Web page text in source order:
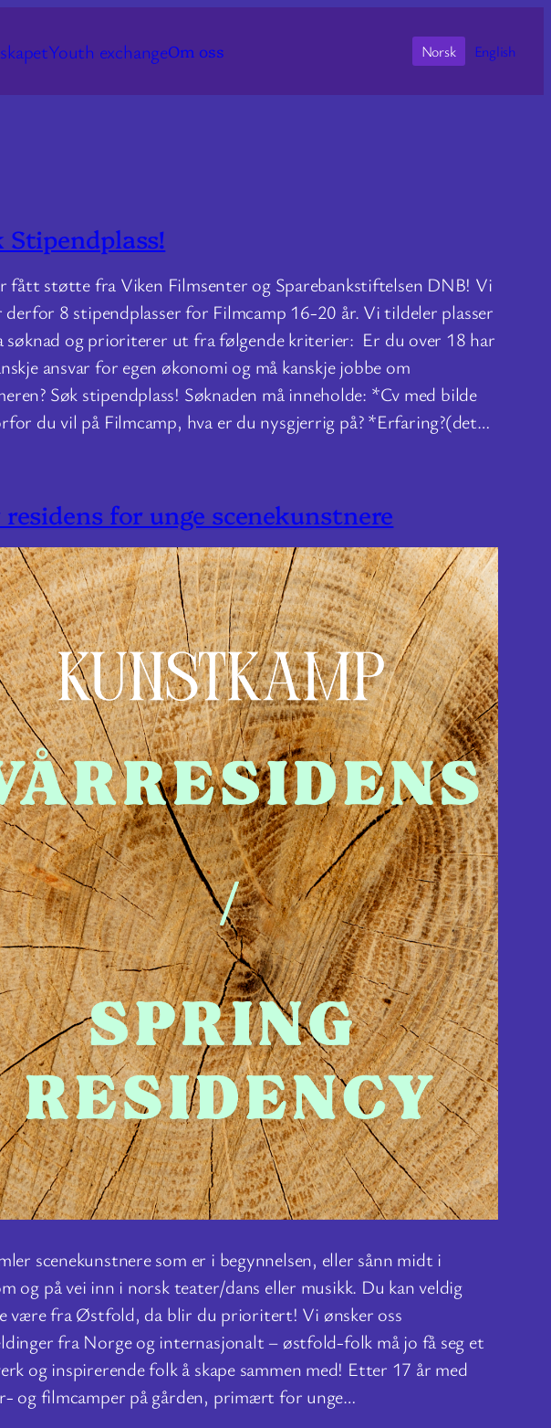
Youth exchangeOm oss Norsk English
Stipendplass!
fått støtte fra Viken Filmsenter og Sparebankstiftelsen DNB! Vi
8 stipendplasser for Filmcamp 16-20 år. Vi tildeler plasser
søknad og prioriterer ut fra følgende kriterier: Er du over 18 har
ansvar for egen økonomi og må kanskje jobbe om
Søk stipendplass! Søknaden må inneholde: *Cv med bilde
du vil på Filmcamp, hva er du nysgjerrig på? *Erfaring?(det…
residens for unge scenekunstnere
scenekunstnere som er i begynnelsen, eller sånn midt i
og på vei inn i norsk teater/dans eller musikk. Du kan veldig
være fra Østfold, da blir du prioritert! Vi ønsker oss
fra Norge og internasjonalt – østfold-folk må jo få seg et
og inspirerende folk å skape sammen med! Etter 17 år med
og filmcamper på gården, primært for unge…